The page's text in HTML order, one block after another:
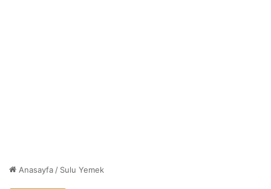
Anasayfa / Sulu Yemek